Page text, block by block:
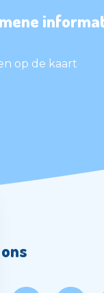
op de kaart